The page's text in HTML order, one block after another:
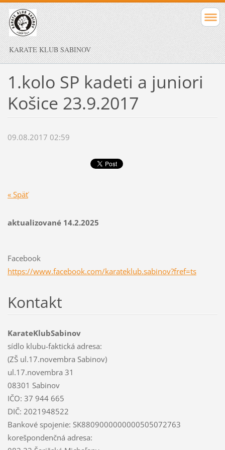
KARATE KLUB SABINOV
1.kolo SP kadeti a juniori
Košice 23.9.2017
09.08.2017 02:59
« Späť
aktualizované 14.2.2025
Facebook
https://www.facebook.com/karateklub.sabinov?fref=ts
Kontakt
KarateKlubSabinov
sídlo klubu-faktická adresa:
(ZŠ ul.17.novembra Sabinov)
ul.17.novembra 31
08301 Sabinov
IČO: 37 944 665
DIČ: 2021948522
Bankové spojenie: SK8809000000000505072763
korešpondenčná adresa: